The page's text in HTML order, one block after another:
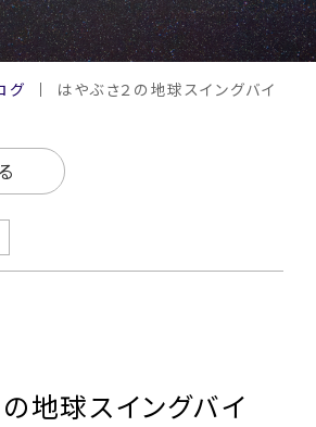
グ はやぶさ２の地球スイングバイ
地球スイングバイ